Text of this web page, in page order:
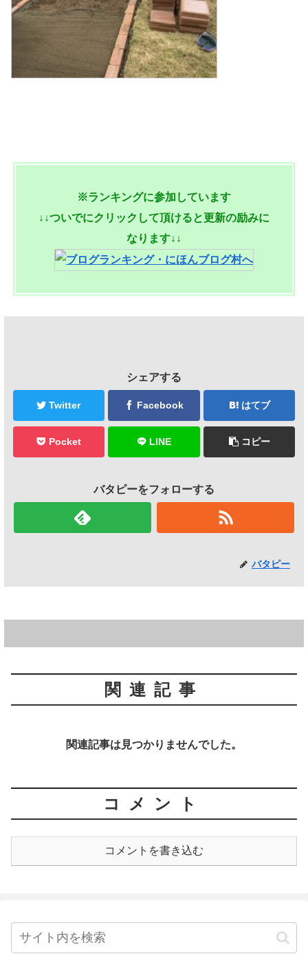
※ランキングに参加しています
↓↓ついでにクリックして頂けると更新の励みに
なります↓↓
シェアする
Twitter Facebook はてブ
Pocket LINE コピー
バタピーをフォローする
バタピー
関連記事
関連記事は見つかりませんでした。
コメント
コメントを書き込む